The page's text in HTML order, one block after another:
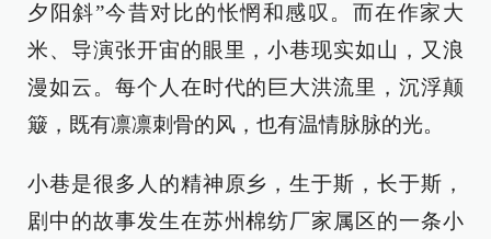
夕阳斜”今昔对比的怅惘和感叹。而在作家大
米、导演张开宙的眼里，小巷现实如山，又浪
漫如云。每个人在时代的巨大洪流里，沉浮颠
簸，既有凛凛刺骨的风，也有温情脉脉的光。
小巷是很多人的精神原乡，生于斯，长于斯，
剧中的故事发生在苏州棉纺厂家属区的一条小